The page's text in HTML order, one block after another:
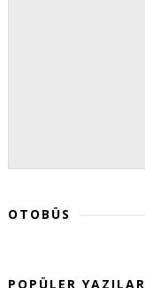
OTOBÜS
POPÜLER YAZILAR